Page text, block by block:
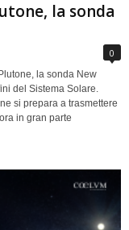
la sonda
0
la sonda New
del Sistema Solare.
si prepara a trasmettere
in gran parte